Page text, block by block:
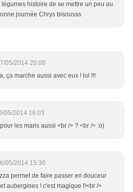
histoire de se mettre un peu au
journée Chrys bisousss
05/2014 20:08
ça marche aussi avec eux ! lol !!!
05/2014 16:03
les maris aussi <br /> ? <br /> :o)
05/2014 15:30
permet de faire passer en douceur
aubergines ! c'est magique !!<br />